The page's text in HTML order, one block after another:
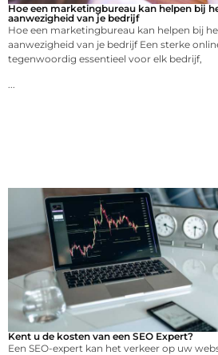
Hoe een marketingbureau kan helpen bij
aanwezigheid van je bedrijf
Hoe een marketingbureau kan helpen bij
aanwezigheid van je bedrijf Een sterke
tegenwoordig essentieel voor elk bedrijf,
...
Kent u de kosten van een SEO Expert?
Een SEO-expert kan het verkeer op uw